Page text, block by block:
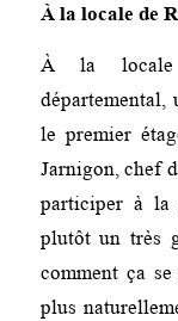
À la locale de
À la locale
le premier
Jarnigon, chef
participer à la
plutôt un très
comment ça
plus